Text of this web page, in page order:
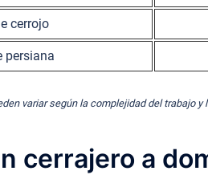
cerrojo
persiana
variar según la complejidad del trabajo
cerrajero a